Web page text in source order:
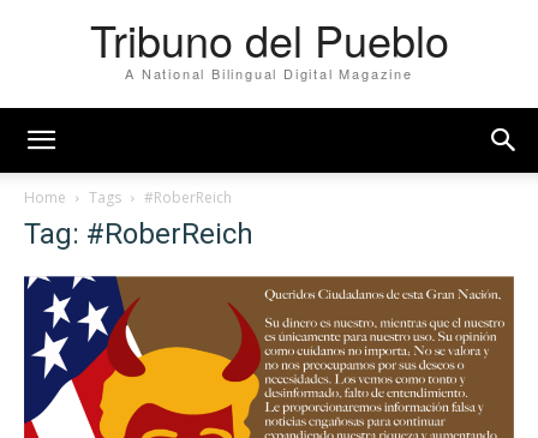
Tribuno del Pueblo
A National Bilingual Digital Magazine
Home Tags #RoberReich
Tag: #RoberReich